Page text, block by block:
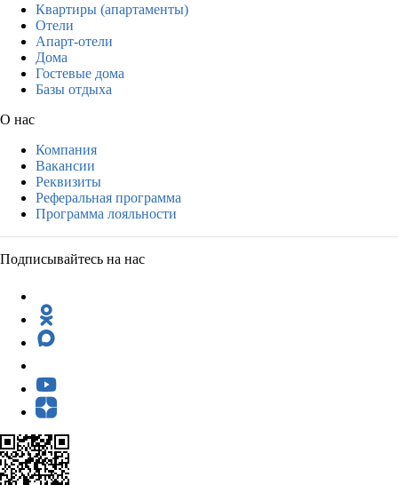
Квартиры (апартаменты)
Отели
Апарт-отели
Дома
Гостевые дома
Базы отдыха
О нас
Компания
Вакансии
Реквизиты
Реферальная программа
Программа лояльности
Подписывайтесь на нас